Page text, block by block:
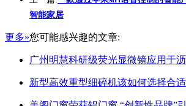
智能家居
更多»您可能感兴趣的文章:
广州明慧科研级荧光显微镜应用于
新型高效重型细碎机该如何选择合